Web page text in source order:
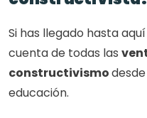
Si has llegado hasta
cuenta de todas las
constructivismo
educación.